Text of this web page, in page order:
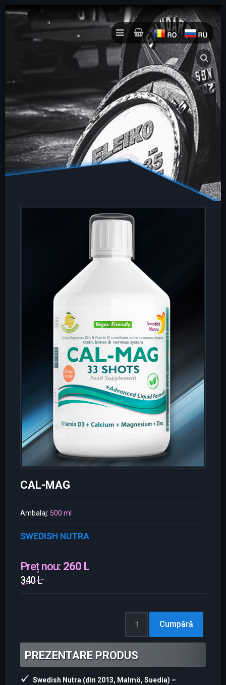
CAL-MAG
Ambalaj: 500 ml
SWEDISH NUTRA
Preț nou: 260 L
340 L
PREZENTARE PRODUS
Swedish Nutra (din 2013, Malmö, Suedia) –